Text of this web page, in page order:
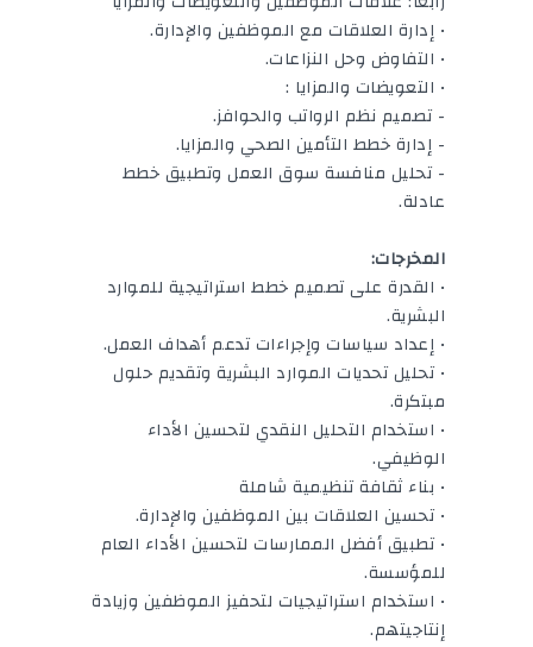
• إدارة العلاقات مع الموظفين والإدارة.
• التفاوض وحل النزاعات.
• التعويضات والمزايا :
- تصميم نظم الرواتب والحوافز.
- إدارة خطط التأمين الصحي والمزايا.
- تحليل منافسة سوق العمل وتطبيق خطط
عادلة.
المخرجات:
• القدرة على تصميم خطط استراتيجية للموارد
البشرية.
• إعداد سياسات وإجراءات تدعم أهداف العمل.
• تحليل تحديات الموارد البشرية وتقديم حلول
مبتكرة.
• استخدام التحليل النقدي لتحسين الأداء
الوظيفي.
• بناء ثقافة تنظيمية شاملة
• تحسين العلاقات بين الموظفين والإدارة.
• تطبيق أفضل الممارسات لتحسين الأداء العام
للمؤسسة.
• استخدام استراتيجيات لتحفيز الموظفين وزيادة
إنتاجيتهم.